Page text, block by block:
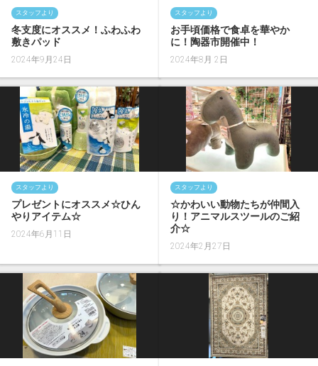
スタッフより
冬支度にオススメ！ふわふわ
敷きパッド
2024年9月24日
スタッフより
お手頃価格で食卓を華やか
に！陶器市開催中！
2024年8月 2日
スタッフより
プレゼントにオススメ☆ひん
やりアイテム☆
2024年6月11日
スタッフより
☆かわいい動物たちが仲間入
り！アニマルスツールのご紹
介☆
2024年2月27日